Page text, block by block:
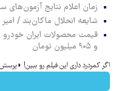
زمان اعلام نتایج
شایعه انحلال ماکان‌بند /
و ۹۰۵ میلیون تومان
اگر کمردرد داری این فیلم رو ببین!